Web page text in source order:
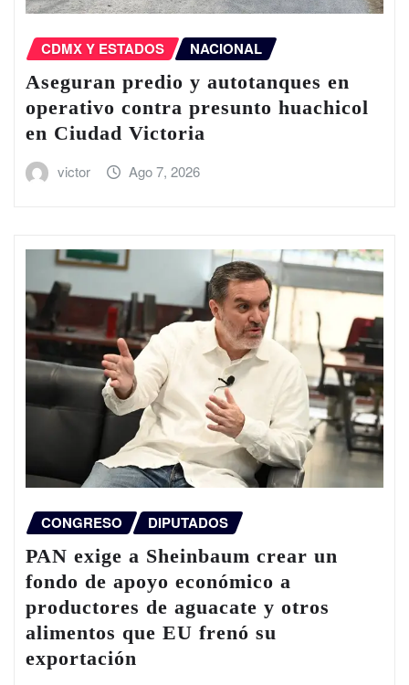
CDMX Y ESTADOS NACIONAL
Aseguran predio y autotanques en
operativo contra presunto huachicol
en Ciudad Victoria
victor Ago 7, 2026
CONGRESO DIPUTADOS
PAN exige a Sheinbaum crear un
fondo de apoyo económico a
productores de aguacate y otros
alimentos que EU frenó su
exportación